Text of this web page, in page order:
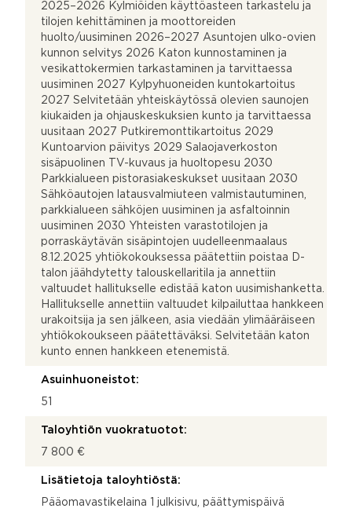
2025–2026 Kylmiöiden käyttöasteen tarkastelu ja
tilojen kehittäminen ja moottoreiden
huolto/uusiminen 2026–2027 Asuntojen ulko-ovien
kunnon selvitys 2026 Katon kunnostaminen ja
vesikattokermien tarkastaminen ja tarvittaessa
uusiminen 2027 Kylpyhuoneiden kuntokartoitus
2027 Selvitetään yhteiskäytössä olevien saunojen
kiukaiden ja ohjauskeskuksien kunto ja tarvittaessa
uusitaan 2027 Putkiremonttikartoitus 2029
Kuntoarvion päivitys 2029 Salaojaverkoston
sisäpuolinen TV-kuvaus ja huoltopesu 2030
Parkkialueen pistorasiakeskukset uusitaan 2030
Sähköautojen latausvalmiuteen valmistautuminen,
parkkialueen sähköjen uusiminen ja asfaltoinnin
uusiminen 2030 Yhteisten varastotilojen ja
porraskäytävän sisäpintojen uudelleenmaalaus
8.12.2025 yhtiökokouksessa päätettiin poistaa D-
talon jäähdytetty talouskellaritila ja annettiin
valtuudet hallitukselle edistää katon uusimishanketta.
Hallitukselle annettiin valtuudet kilpailuttaa hankkeen
urakoitsija ja sen jälkeen, asia viedään ylimääräiseen
yhtiökokoukseen päätettäväksi. Selvitetään katon
kunto ennen hankkeen etenemistä.
Asuinhuoneistot:
51
Taloyhtiön vuokratuotot:
7 800 €
Lisätietoja taloyhtiöstä:
Pääomavastikelaina 1 julkisivu, päättymispäivä